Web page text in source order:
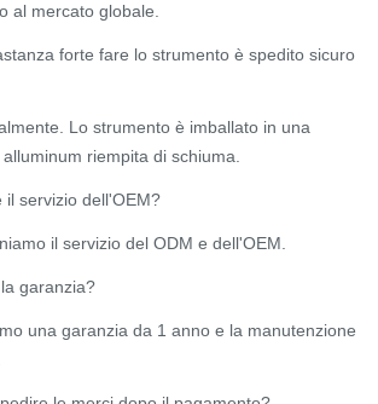
al mercato globale.
forte fare lo strumento è spedito sicuro
Lo strumento è imballato in una
riempita di schiuma.
il servizio dell'OEM?
il servizio del ODM e dell'OEM.
garanzia?
una garanzia da 1 anno e la manutenzione